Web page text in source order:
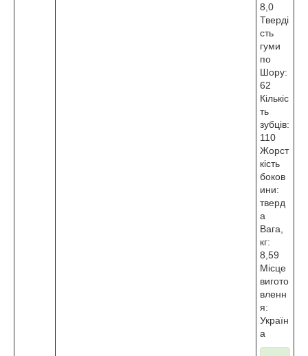
8,0
Тверді
сть
гуми
по
Шору:
62
Кількіс
ть
зубців:
110
Жорст
кість
боков
ини:
тверд
а
Вага,
кг:
8,59
Місце
вигото
вленн
я:
Україн
а